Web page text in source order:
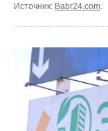
Источник: Babr24.com